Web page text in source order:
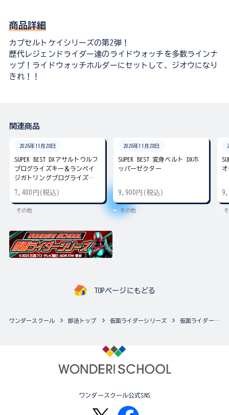
商品詳細
カプセルトケイシリーズの第2弾！
歴代レジェンドライダー達のライドウォッチを多数ラインナ
ップ！ライドウォッチホルダーにセットして、ジオウになり
きれ！！
関連商品
2026年11月28日
SUPER BEST DXアサルトウルフ
プログライズキー＆ランペイ
ジガトリングプログライズキ
7,480円(税込)
その他
2026年11月28日
SUPER BEST 変身ベルト DXホ
ッパーゼクター
9,900円(税込)
その他
TOPページにもどる
ワンダースクール 部活トップ 仮面ライダーシリーズ 仮面ライダーシリーズの最新商品一覧
ワンダースクール公式SNS